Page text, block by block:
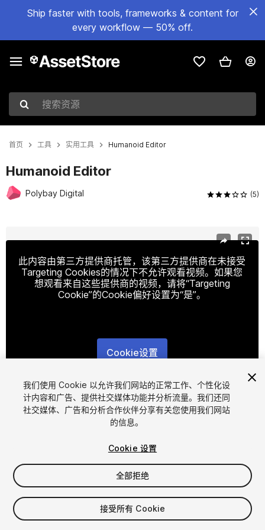
Ship faster with tools, frameworks & content for
every workflow — 50% off.
搜索资源
首页 工具 实用工具 Humanoid Editor
Humanoid Editor
Polybay Digital (5)
此内容由第三方提供商托管，该第三方提供商在未接受
Targeting Cookies的情况下不允许观看视频。如果您
想观看来自这些提供商的视频，请将“Targeting
Cookie”的Cookie偏好设置为“是”。
Cookie设置
1/5
$9
席位
我们使用 Cookie 以允许我们网站的正常工作、个性化设
计内容和广告、提供社交媒体功能并分析流量。我们还同
社交媒体、广告和分析合作伙伴分享有关您使用我们网站
的信息。
Cookie 设置
全部拒绝
接受所有 Cookie